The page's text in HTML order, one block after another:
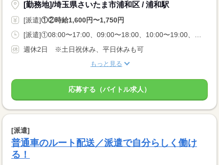
[勤務地]/埼玉県さいたま市浦和区 / 浦和駅
[派遣]①②時給1,600円〜1,750円
週休2日 ※土日祝休み、平日休みも可
もっと見る
応募する（バイトル求人）
[派遣]
普通車のルート配送／派遣で自分らしく働け
る！